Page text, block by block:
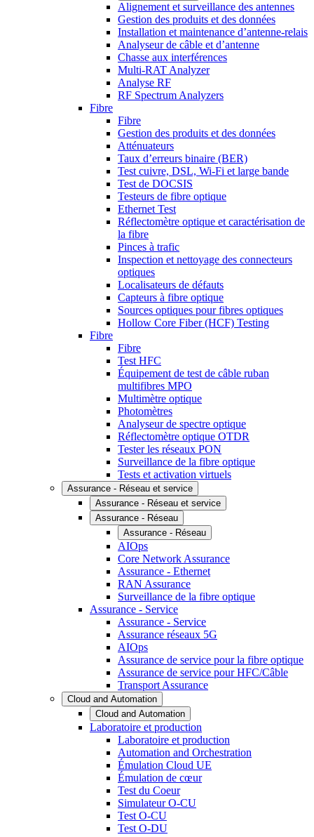
Alignement et surveillance des antennes
Gestion des produits et des données
Installation et maintenance d’antenne-relais
Analyseur de câble et d’antenne
Chasse aux interférences
Multi-RAT Analyzer
Analyse RF
RF Spectrum Analyzers
Fibre
Fibre
Gestion des produits et des données
Atténuateurs
Taux d’erreurs binaire (BER)
Test cuivre, DSL, Wi-Fi et large bande
Test de DOCSIS
Testeurs de fibre optique
Ethernet Test
Réflectomètre optique et caractérisation de
la fibre
Pinces à trafic
Inspection et nettoyage des connecteurs
optiques
Localisateurs de défauts
Capteurs à fibre optique
Sources optiques pour fibres optiques
Hollow Core Fiber (HCF) Testing
Fibre
Fibre
Test HFC
Équipement de test de câble ruban
multifibres MPO
Multimètre optique
Photomètres
Analyseur de spectre optique
Réflectomètre optique OTDR
Tester les réseaux PON
Surveillance de la fibre optique
Tests et activation virtuels
Assurance - Réseau et service
Assurance - Réseau et service
Assurance - Réseau
Assurance - Réseau
AIOps
Core Network Assurance
Assurance - Ethernet
RAN Assurance
Surveillance de la fibre optique
Assurance - Service
Assurance - Service
Assurance réseaux 5G
AIOps
Assurance de service pour la fibre optique
Assurance de service pour HFC/Câble
Transport Assurance
Cloud and Automation
Cloud and Automation
Laboratoire et production
Laboratoire et production
Automation and Orchestration
Émulation Cloud UE
Émulation de cœur
Test du Coeur
Simulateur O-CU
Test O-CU
Test O-DU